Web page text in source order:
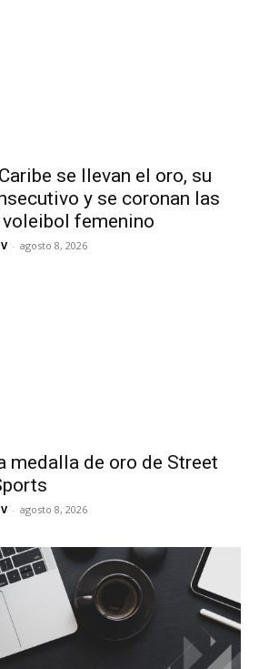
se llevan el oro, su
y se coronan las
femenino
- agosto 8, 2026
medalla de oro de Street
- agosto 8, 2026